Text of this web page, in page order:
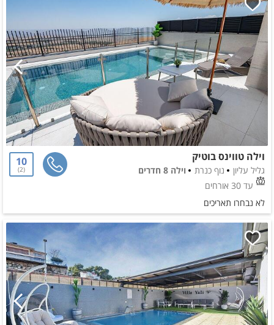
וילה טווינס בוטיק
גליל עליון נוף כנרת
וילה 8 חדרים
עד 30 אורחים
10
2
לא נבחרו תאריכים